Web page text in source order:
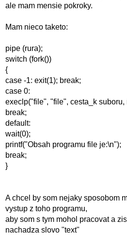
ale mam mensie pokroky.
Mam nieco taketo:
pipe (rura);
switch (fork())
{
case -1: exit(1); break;
case 0:
execlp("file", "file", cesta_k suboru,
break;
default:
wait(0);
printf("Obsah programu file je:\n");
break;
}
A chcel by som nejaky sposobom
vystup z toho programu,
aby som s tym mohol pracovat a
nachadza slovo "text"